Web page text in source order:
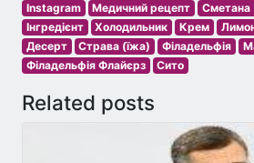
Instagram Медичний рецепт
Сметана
Інгредієнт
Холодильник Крем
Десерт
Страва (їжа) Філадельфія
Філадельфія Флайєрз
Сито
Related posts